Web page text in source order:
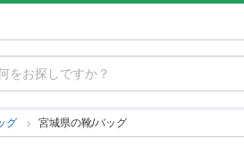
グ 宮城県の靴/バッグ